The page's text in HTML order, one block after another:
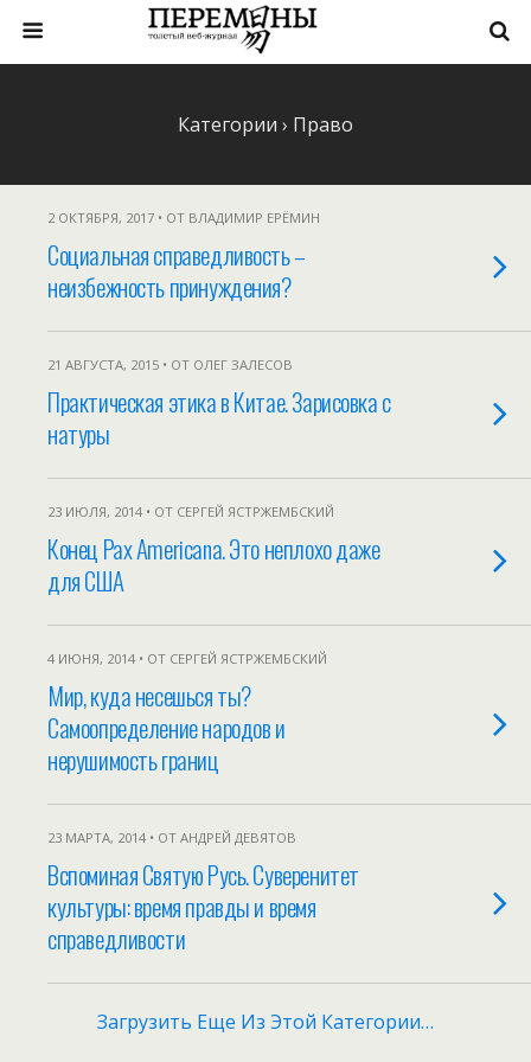
Категории › Право
2 ОКТЯБРЯ, 2017 • ОТ ВЛАДИМИР ЕРЁМИН
Социальная справедливость –
неизбежность принуждения?
21 АВГУСТА, 2015 • ОТ ОЛЕГ ЗАЛЕСОВ
Практическая этика в Китае. Зарисовка с
натуры
23 ИЮЛЯ, 2014 • ОТ СЕРГЕЙ ЯСТРЖЕМБСКИЙ
Конец Pax Americana. Это неплохо даже
для США
4 ИЮНЯ, 2014 • ОТ СЕРГЕЙ ЯСТРЖЕМБСКИЙ
Мир, куда несешься ты?
Самоопределение народов и
нерушимость границ
23 МАРТА, 2014 • ОТ АНДРЕЙ ДЕВЯТОВ
Вспоминая Святую Русь. Суверенитет
культуры: время правды и время
справедливости
Загрузить Еще Из Этой Категории…